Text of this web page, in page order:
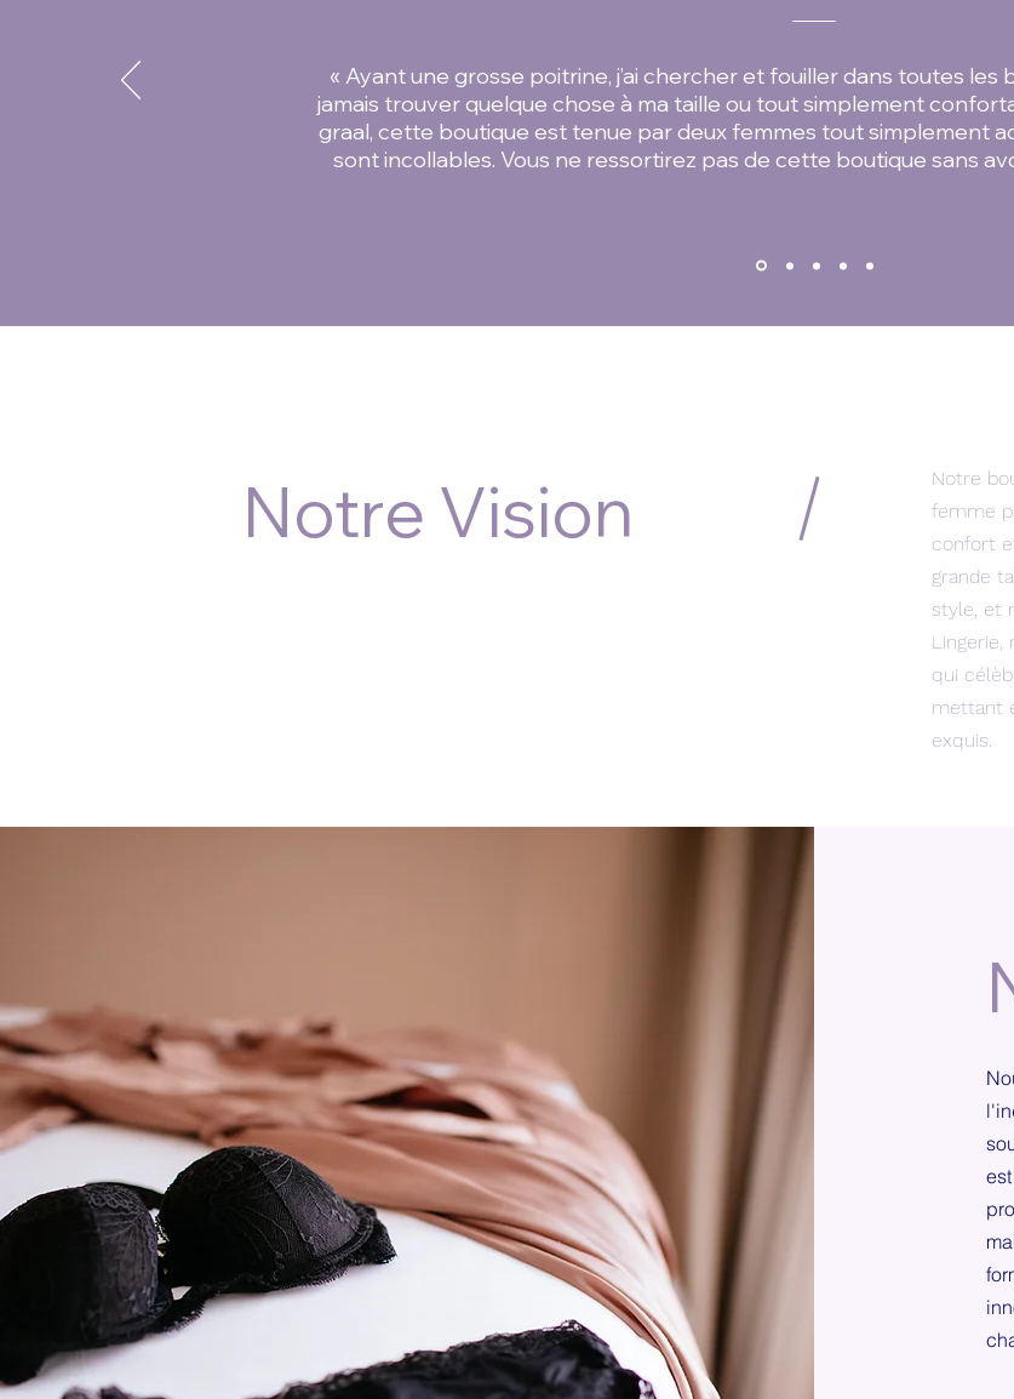
« Ayant une grosse poitrine, j’ai chercher et fouiller dans toutes les
jamais trouver quelque chose à ma taille ou tout simplement
graal, cette boutique est tenue par deux femmes tout simplement
sont incollables. Vous ne ressortirez pas de cette boutique sans
Notre Vision
Notre
femme
confort
grande
style, et
Lingerie,
qui
mettant
exquis.